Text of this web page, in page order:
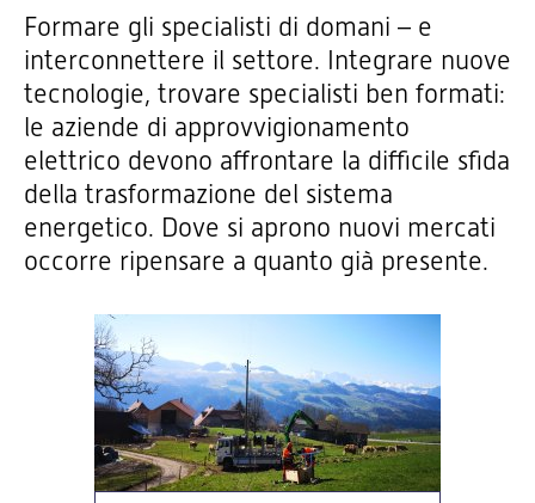
Formare gli specialisti di domani – e
interconnettere il settore. Integrare nuove
tecnologie, trovare specialisti ben formati:
le aziende di approvvigionamento
elettrico devono affrontare la difficile sfida
della trasformazione del sistema
energetico. Dove si aprono nuovi mercati
occorre ripensare a quanto già presente.